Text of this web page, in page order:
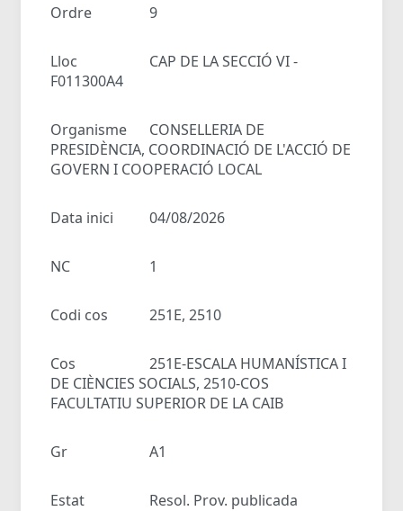
Ordre 9
Lloc
CAP DE LA SECCIÓ VI -
F011300A4
Organisme
CONSELLERIA DE
PRESIDÈNCIA, COORDINACIÓ DE L'ACCIÓ DE
GOVERN I COOPERACIÓ LOCAL
Data inici 04/08/2026
NC 1
Codi cos 251E, 2510
Cos
251E-ESCALA HUMANÍSTICA I
DE CIÈNCIES SOCIALS, 2510-COS
FACULTATIU SUPERIOR DE LA CAIB
Gr A1
Estat Resol. Prov. publicada